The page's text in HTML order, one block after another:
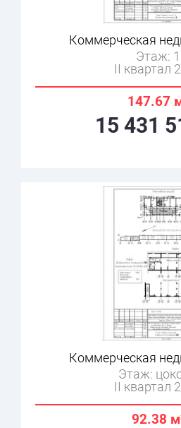
Коммерческая
Этаж: 1
II квартал
147.67
15 431
Коммерческая
Этаж:
II квартал
92.38 м